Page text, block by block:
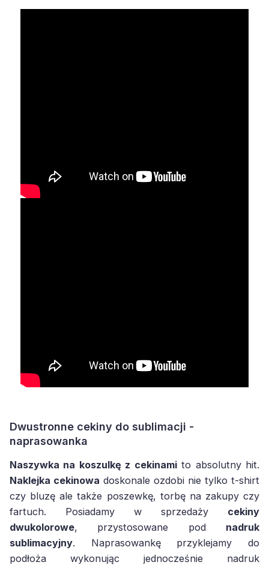
Dwustronne cekiny do sublimacji -
naprasowanka
Naszywka na koszulkę z cekinamito absolutny hit.
Naklejka cekinowa doskonale ozdobi nie tylko t-shirt
czy bluzę ale także poszewkę, torbę na zakupy czy
fartuch. Posiadamy w sprzedaży cekiny
dwukolorowe, przystosowane pod nadruk
sublimacyjny. Naprasowankę przyklejamy do
podłoża wykonując jednocześnie nadruk